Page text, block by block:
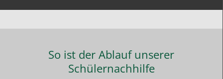
So ist der Ablauf unserer
Schülernachhilfe